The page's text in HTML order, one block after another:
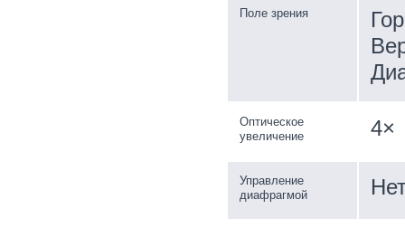
Поле зрения
Оптическое
увеличение
4×
Управление
диафрагмой